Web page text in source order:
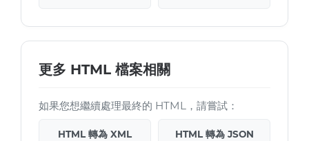
更多 HTML 檔案相關
如果您想繼續處理最終的 HTML，請嘗試：
HTML 轉為 XML HTML 轉為 JSON